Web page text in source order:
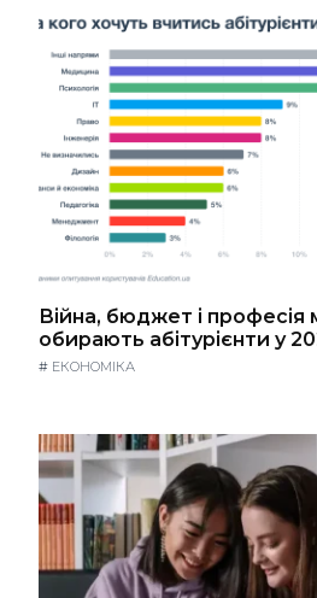
Війна, бюджет і професія
обирають абітурієнти у
# ЕКОНОМІКА